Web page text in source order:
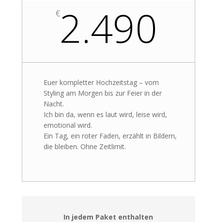
€2.490
Euer kompletter Hochzeitstag – vom
Styling am Morgen bis zur Feier in der
Nacht.
Ich bin da, wenn es laut wird, leise wird,
emotional wird.
Ein Tag, ein roter Faden, erzählt in Bildern,
die bleiben. Ohne Zeitlimit.
In jedem Paket enthalten